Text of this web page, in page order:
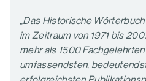
„Das Historische
im Zeitraum von 1971 bis
mehr als 1500
umfassendsten,